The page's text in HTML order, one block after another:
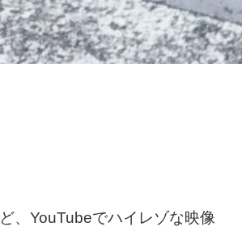
、YouTubeでハイレゾな映像